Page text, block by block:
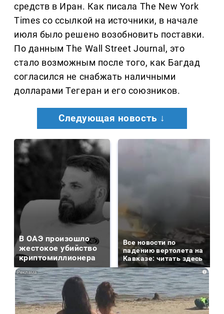
средств в Иран. Как писала The New York
Times со ссылкой на источники, в начале
июля было решено возобновить поставки.
По данным The Wall Street Journal, это
стало возможным после того, как Багдад
согласился не снабжать наличными
долларами Тегеран и его союзников.
Следующая новость ↓
В ОАЭ произошло
жестокое убийство
криптомиллионера
Все новости по
падению вертолета на
Кавказе: читать здесь
i